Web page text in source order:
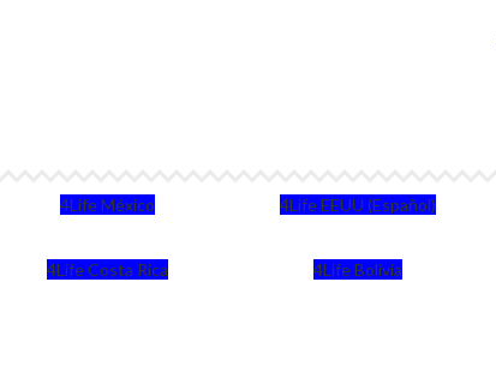
4Life México 4Life EEUU (Español)
4Life Costa Rica 4Life Bolivia